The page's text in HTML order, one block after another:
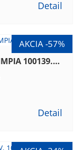
Detail
JOMA BEŽECKÉ 3/4 NOHAVICE OLIMPIA 100139.100
Detail